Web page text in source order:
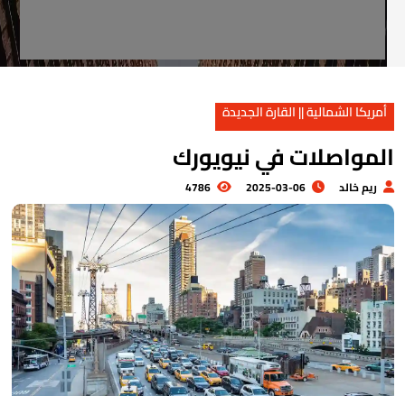
أمريكا الشمالية || القارة الجديدة
في نيويورك
ريم خالد 2025-03-06
4786